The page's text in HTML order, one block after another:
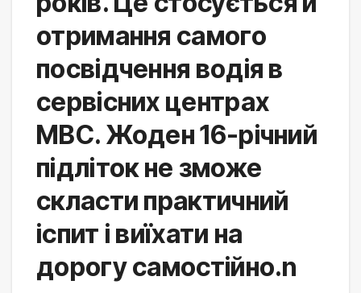
отримання самого
посвідчення водія в
сервісних центрах
МВС. Жоден 16-річний
підліток не зможе
скласти практичний
іспит і виїхати на
дорогу самостійно.n